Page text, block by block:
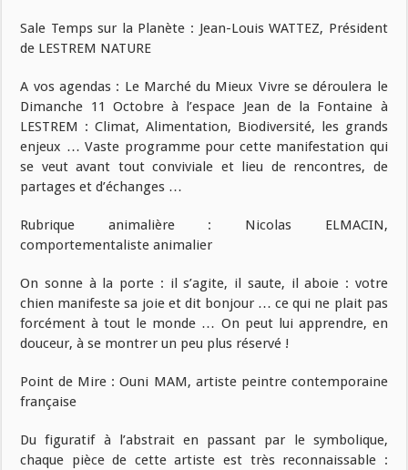
Sale Temps sur la Planète : Jean-Louis WATTEZ, Président
de LESTREM NATURE
A vos agendas : Le Marché du Mieux Vivre se déroulera le
Dimanche 11 Octobre à l’espace Jean de la Fontaine à
LESTREM : Climat, Alimentation, Biodiversité, les grands
enjeux … Vaste programme pour cette manifestation qui
se veut avant tout conviviale et lieu de rencontres, de
partages et d’échanges …
Rubrique animalière : Nicolas ELMACIN,
comportementaliste animalier
On sonne à la porte : il s’agite, il saute, il aboie : votre
chien manifeste sa joie et dit bonjour … ce qui ne plait pas
forcément à tout le monde … On peut lui apprendre, en
douceur, à se montrer un peu plus réservé !
Point de Mire : Ouni MAM, artiste peintre contemporaine
française
Du figuratif à l’abstrait en passant par le symbolique,
chaque pièce de cette artiste est très reconnaissable :